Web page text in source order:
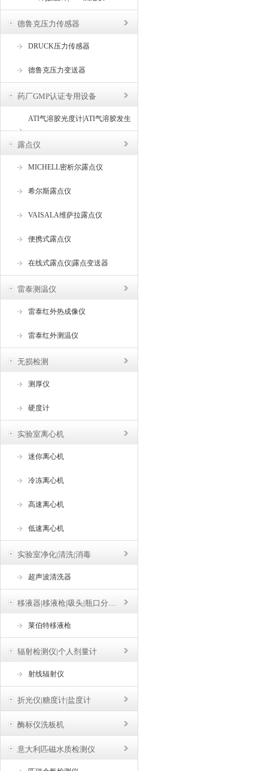
德鲁克压力传感器
DRUCK压力传感器
德鲁克压力变送器
药厂GMP认证专用设备
ATI气溶胶光度计|ATI气溶胶发生
器
露点仪
MICHELL密析尔露点仪
希尔斯露点仪
VAISALA维萨拉露点仪
便携式露点仪
在线式露点仪|露点变送器
雷泰测温仪
雷泰红外热成像仪
雷泰红外测温仪
无损检测
测厚仪
硬度计
实验室离心机
迷你离心机
冷冻离心机
高速离心机
低速离心机
实验室净化|清洗|消毒
超声波清洗器
移液器|移液枪|吸头|瓶口分液器
莱伯特移液枪
辐射检测仪|个人剂量计
射线辐射仪
折光仪|糖度计|盐度计
酶标仪洗板机
意大利匹磁水质检测仪